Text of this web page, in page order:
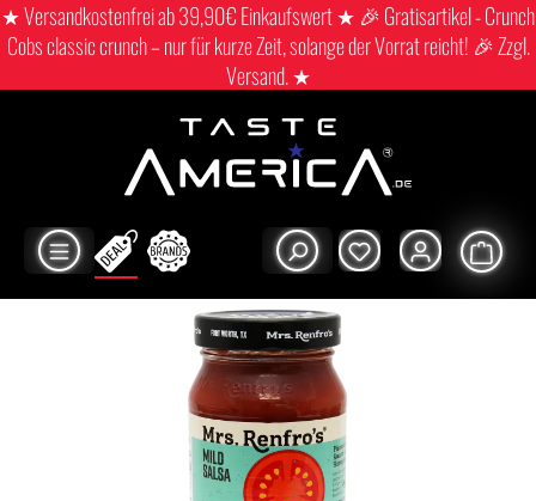
★ Versandkostenfrei ab 39,90€ Einkaufswert ★ 🎉 Gratisartikel - Crunch
Cobs classic crunch – nur für kurze Zeit, solange der Vorrat reicht! 🎉 Zzgl.
Versand. ★
Shop Movie time